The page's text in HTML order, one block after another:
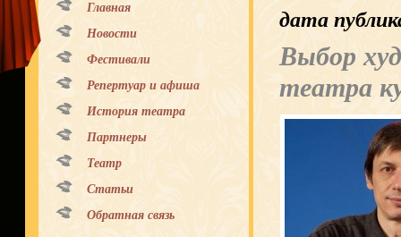
Главная
Новости
Фестивали
Репертуар и афиша
История театра
Партнеры
Театр
Статьи
Обратная связь
дата
Выбор
театра